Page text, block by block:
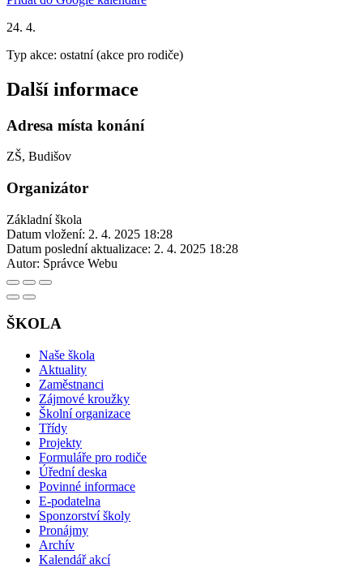
24. 4.
Typ akce: ostatní (akce pro rodiče)
Další informace
Adresa místa konání
ZŠ, Budišov
Organizátor
Základní škola
Datum vložení: 2. 4. 2025 18:28
Datum poslední aktualizace: 2. 4. 2025 18:28
Autor: Správce Webu
ŠKOLA
Naše škola
Aktuality
Zaměstnanci
Zájmové kroužky
Školní organizace
Třídy
Projekty
Formuláře pro rodiče
Úřední deska
Povinné informace
E-podatelna
Sponzorství školy
Pronájmy
Archív
Kalendář akcí